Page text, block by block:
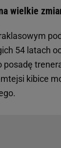
wielkie
54 latach
kibice